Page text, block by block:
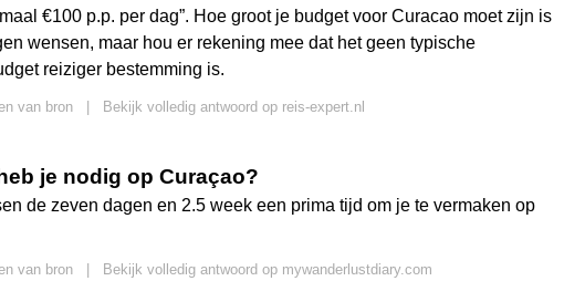
€100 p.p. per dag”. Hoe groot je budget voor Curacao moet zijn is
wensen, maar hou er rekening mee dat het geen typische
reiziger bestemming is.
van bron Bekijk volledig antwoord op reis-expert.nl
je nodig op Curaçao?
de zeven dagen en 2.5 week een prima tijd om je te vermaken op
van bron Bekijk volledig antwoord op mywanderlustdiary.com